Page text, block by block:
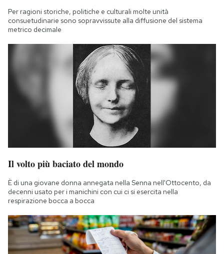
Per ragioni storiche, politiche e culturali molte unità
consuetudinarie sono sopravvissute alla diffusione del sistema
metrico decimale
Il volto più baciato del mondo
È di una giovane donna annegata nella Senna nell'Ottocento, da
decenni usato per i manichini con cui ci si esercita nella
respirazione bocca a bocca